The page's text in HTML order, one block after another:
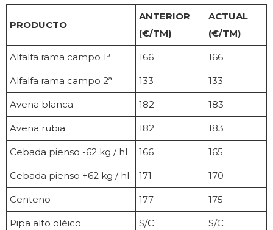
PRODUCTO
ANTERIOR
(€/TM)
ACTUAL
(€/TM)
Alfalfa rama campo 1ª 166 166
Alfalfa rama campo 2ª 133 133
Avena blanca 182 183
Avena rubia 182 183
Cebada pienso -62 kg / hl 166 165
Cebada pienso +62 kg / hl 171 170
Centeno 177 175
Pipa alto oléico S/C S/C